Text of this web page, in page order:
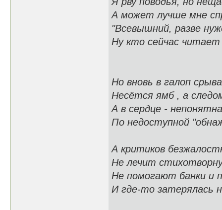
А может лучше мне
"Всевышний, разве
Ну кто сейчас читает
Но вновь в галоп
Несётся ямб , а
А в сердце -
По недоступной
А критиков
Не лечит
Не помогают банки и
И где-то затерялась